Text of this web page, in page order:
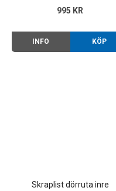
995 KR
INFO KÖP
Skraplist dörruta inre